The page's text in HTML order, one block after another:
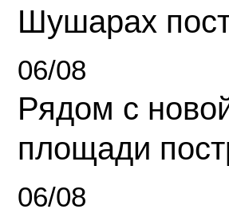
Шушарах
06/08
Рядом с
площади
06/08